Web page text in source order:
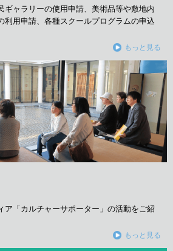
ギャラリーの使用申請、美術品等や敷地内
利用申請、各種スクールプログラムの申込
もっと見る
ア「カルチャーサポーター」の活動をご紹
もっと見る